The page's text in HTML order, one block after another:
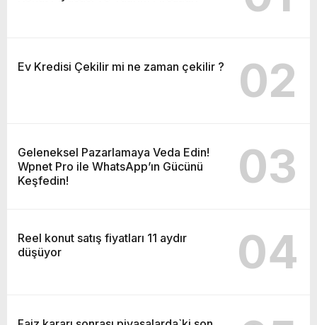
Ev Kredisi Çekilir mi ne zaman çekilir ? 02
Geleneksel Pazarlamaya Veda Edin!
Wpnet Pro ile WhatsApp’ın Gücünü
Keşfedin!
03
Reel konut satış fiyatları 11 aydır
düşüyor
04